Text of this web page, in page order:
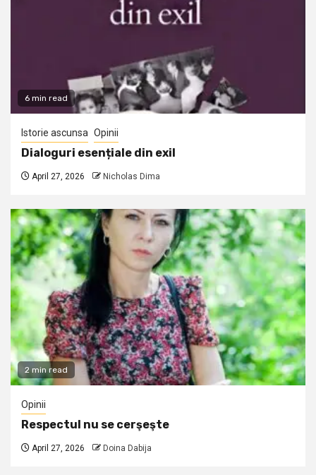
6 min read
Istorie ascunsa Opinii
Dialoguri esențiale din exil
April 27, 2026 Nicholas Dima
2 min read
Opinii
Respectul nu se cerşeşte
April 27, 2026 Doina Dabija